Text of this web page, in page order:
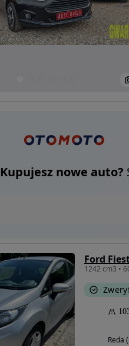
Kupujesz nowe auto?
Ford
1242 cm3 •
Reda